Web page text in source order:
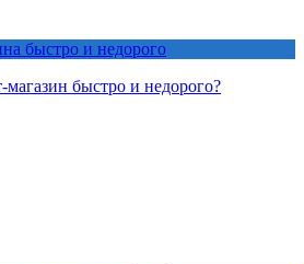
быстро и недорого
магазин быстро и недорого?